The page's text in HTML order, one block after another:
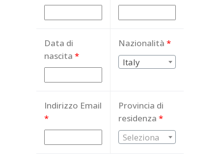
Data di
nascita *
Nazionalità *
Italy
Indirizzo Email
*
Provincia di
residenza *
Seleziona